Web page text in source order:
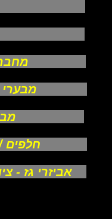
מחברים
מבערי
חלפים /
אביזרי גז -